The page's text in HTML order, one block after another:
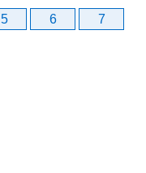
5 6 7